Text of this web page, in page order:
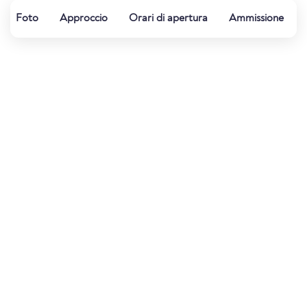
Foto Approccio Orari di apertura Ammissione